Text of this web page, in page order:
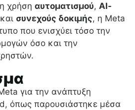
χρήση αυτοματισμού, AI-
και συνεχούς δοκιμής, η Meta
που ενισχύει τόσο την
όσο και την
για την ανάπτυξη
όπως παρουσιάστηκε μέσα